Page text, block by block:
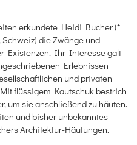
erkundete Heidi Bucher (*
die Zwänge und
Existenzen. Ihr Interesse galt
Erlebnissen
und privaten
flüssigem Kautschuk bestrich
um sie anschließend zu häuten.
und bisher unbekanntes
Architektur-Häutungen.